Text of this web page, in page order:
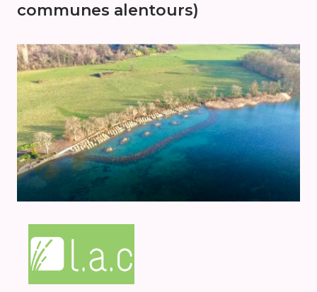
communes alentours)